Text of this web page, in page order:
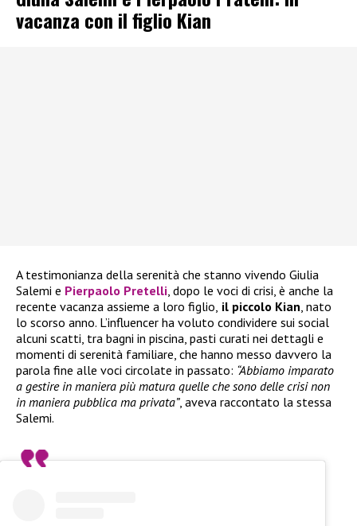
vacanza con il figlio Kian
A testimonianza della serenità che stanno vivendo Giulia
Salemi e Pierpaolo Pretelli, dopo le voci di crisi, è anche la
recente vacanza assieme a loro figlio, il piccolo Kian, nato
lo scorso anno. L’influencer ha voluto condividere sui social
alcuni scatti, tra bagni in piscina, pasti curati nei dettagli e
momenti di serenità familiare, che hanno messo davvero la
parola fine alle voci circolate in passato: “Abbiamo imparato
a gestire in maniera più matura quelle che sono delle crisi non
in maniera pubblica ma privata”, aveva raccontato la stessa
Salemi.